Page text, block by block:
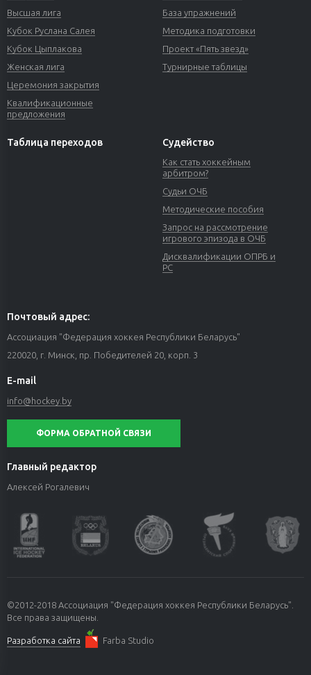
Высшая лига
Кубок Руслана Салея
Кубок Цыплакова
Женская лига
Церемония закрытия
Квалификационные
предложения
База упражнений
Методика подготовки
Проект «Пять звезд»
Турнирные таблицы
Таблица переходов Судейство
Как стать хоккейным
арбитром?
Судьи ОЧБ
Методические пособия
Запрос на рассмотрение
игрового эпизода в ОЧБ
Дисквалификации ОПРБ и
РС
Почтовый адрес:
Ассоциация "Федерация хоккея Республики Беларусь"
220020, г. Минск, пр. Победителей 20, корп. 3
E-mail
info@hockey.by
ФОРМА ОБРАТНОЙ СВЯЗИ
Главный редактор
Алексей Рогалевич
©2012-2018 Ассоциация "Федерация хоккея Республики Беларусь".
Все права защищены.
Разработка сайта Farba Studio